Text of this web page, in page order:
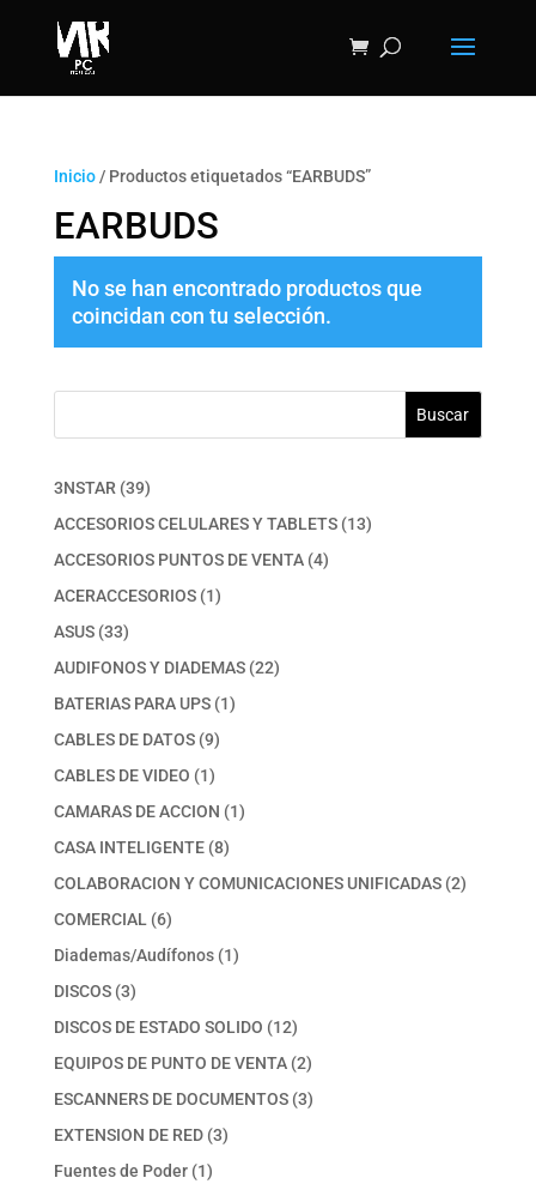
Inicio/ Productos etiquetados “EARBUDS”
EARBUDS
No se han encontrado productos que
coincidan con tu selección.
Buscar
3NSTAR 3939
productos
ACCESORIOS CELULARES Y TABLETS 1313
ACCESORIOS PUNTOS DE VENTA 44
ACERACCESORIOS 11
ASUS 3333
productos
AUDIFONOS Y DIADEMAS 2222
BATERIAS PARA UPS 11
CABLES DE DATOS 99
productos
CABLES DE VIDEO 11
producto
CAMARAS DE ACCION 11
CASA INTELIGENTE 88
productos
COLABORACION Y COMUNICACIONES UNIFICADAS 22
COMERCIAL 66
productos
Diademas/Audífonos 11
DISCOS 33
productos
DISCOS DE ESTADO SOLIDO 1212
productos
EQUIPOS DE PUNTO DE VENTA 22
productos
ESCANNERS DE DOCUMENTOS 33
EXTENSION DE RED 33
Fuentes de Poder 11